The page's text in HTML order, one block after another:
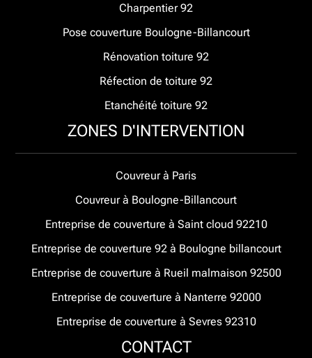
Charpentier 92
Pose couverture Boulogne-Billancourt
Rénovation toiture 92
Réfection de toiture 92
Etanchéité toiture 92
ZONES D'INTERVENTION
Couvreur à Paris
Couvreur à Boulogne-Billancourt
Entreprise de couverture à Saint cloud 92210
Entreprise de couverture 92 à Boulogne billancourt
Entreprise de couverture à Rueil malmaison 92500
Entreprise de couverture à Nanterre 92000
Entreprise de couverture à Sevres 92310
CONTACT